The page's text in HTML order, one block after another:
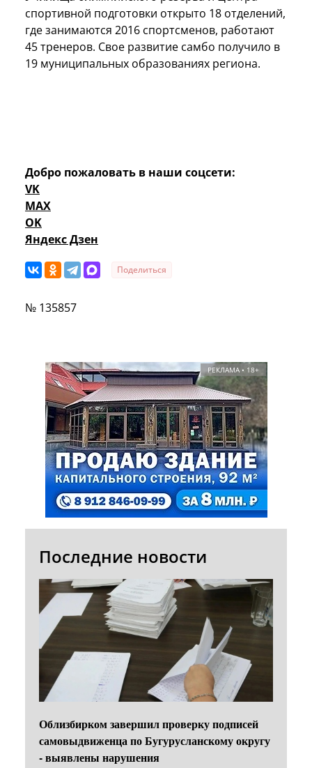
спортивной подготовки открыто 18 отделений,
где занимаются 2016 спортсменов, работают
45 тренеров. Свое развитие самбо получило в
19 муниципальных образованиях региона.
Добро пожаловать в наши соцсети:
VK
MAX
OK
Яндекс Дзен
Поделиться
№ 135857
РЕКЛАМА • 18+
Последние новости
Облизбирком завершил проверку подписей
самовыдвиженца по Бугурусланскому округу
- выявлены нарушения